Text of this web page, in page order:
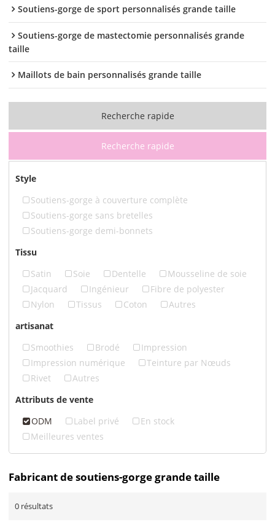
Soutiens-gorge de sport personnalisés grande taille
Soutiens-gorge de mastectomie personnalisés grande
taille
Maillots de bain personnalisés grande taille
Recherche rapide
Recherche rapide
Style
Soutiens-gorge à couverture complète
Soutiens-gorge sans bretelles
Soutiens-gorge demi-bonnets
Tissu
Satin
Soie Dentelle
Mousseline de soie
Jacquard
Ingénieur
Fibre de polyester
Nylon
Tissus Coton
Autres
artisanat
Smoothies
Brodé
Impression
Impression numérique
Teinture par Nœuds
Rivet
Autres
Attributs de vente
ODM
Label privé
En stock
Meilleures ventes
Fabricant de soutiens-gorge grande taille
0 résultats